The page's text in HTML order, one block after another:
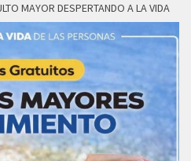
MAYOR DESPERTANDO A LA VIDA